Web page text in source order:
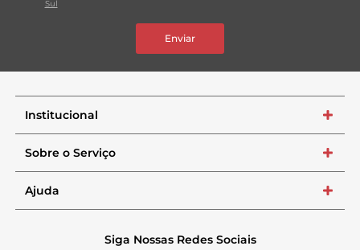
Sul
Enviar
Institucional +
Sobre o Serviço +
Ajuda +
Siga Nossas Redes Sociais